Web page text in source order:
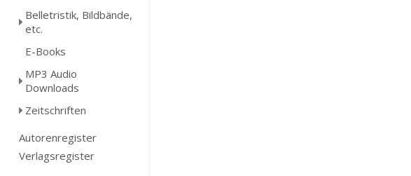
Belletristik, Bildbände,
etc.
E-Books
MP3 Audio
Downloads
Zeitschriften
Autorenregister
Verlagsregister